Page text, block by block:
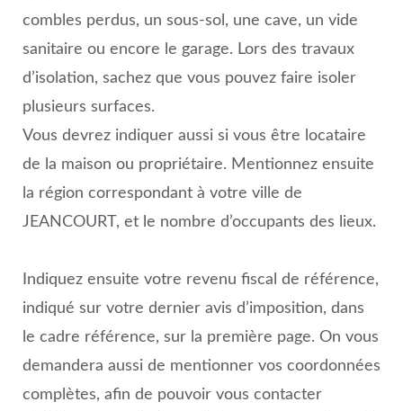
combles perdus, un sous-sol, une cave, un vide
sanitaire ou encore le garage. Lors des travaux
d’isolation, sachez que vous pouvez faire isoler
plusieurs surfaces.
Vous devrez indiquer aussi si vous être locataire
de la maison ou propriétaire. Mentionnez ensuite
la région correspondant à votre ville de
JEANCOURT, et le nombre d’occupants des lieux.
Indiquez ensuite votre revenu fiscal de référence,
indiqué sur votre dernier avis d’imposition, dans
le cadre référence, sur la première page. On vous
demandera aussi de mentionner vos coordonnées
complètes, afin de pouvoir vous contacter